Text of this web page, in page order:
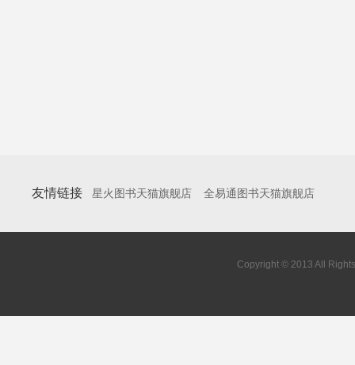
友情链接 星火图书天猫旗舰店 全易通图书天猫旗舰店
Copyright © 2013 All